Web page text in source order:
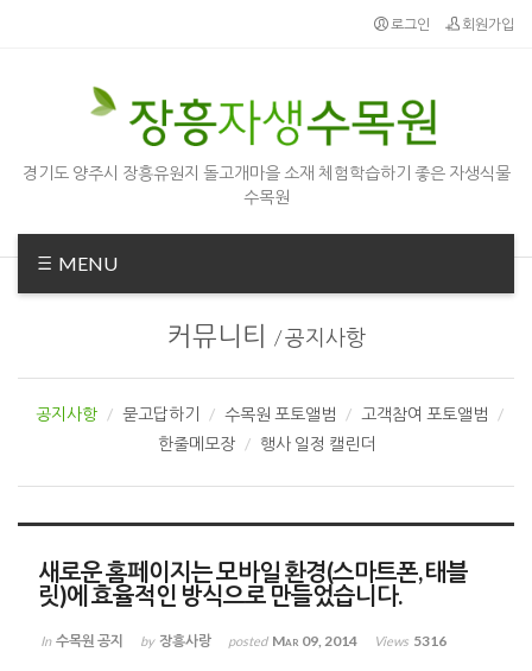
로그인 회원가입
경기도 양주시 장흥유원지 돌고개마을 소재 체험학습하기 좋은 자생식물
수목원
MENU
커뮤니티 /공지사항
공지사항 묻고답하기 수목원 포토앨범
고객참여 포토앨범
한줄메모장
행사 일정 캘린더
새로운 홈페이지는 모바일 환경(스마트폰, 태블
릿)에 효율적인 방식으로 만들었습니다.
In 수목원 공지 by 장흥사랑 posted Mar 09, 2014 Views 5316